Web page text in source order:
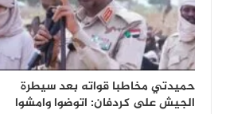
حميدتي مخاطبا قواته بعد سيطرة
الجيش على كردفان: اتوضوا وامشوا